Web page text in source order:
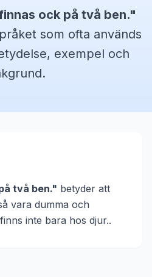
ock på två ben."
som ofta används
exempel och
två ben." betyder att
vara dumma och
inte bara hos djur..